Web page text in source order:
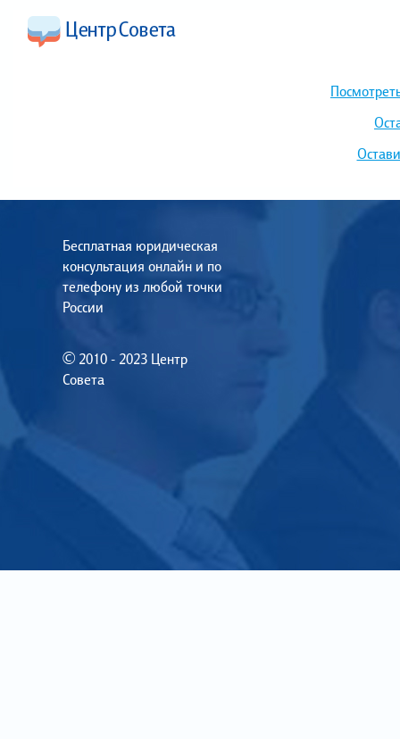
Бесплатная юридическая
консультация онлайн и по
телефону из любой точки
России
© 2010 - 2023 Центр
Совета